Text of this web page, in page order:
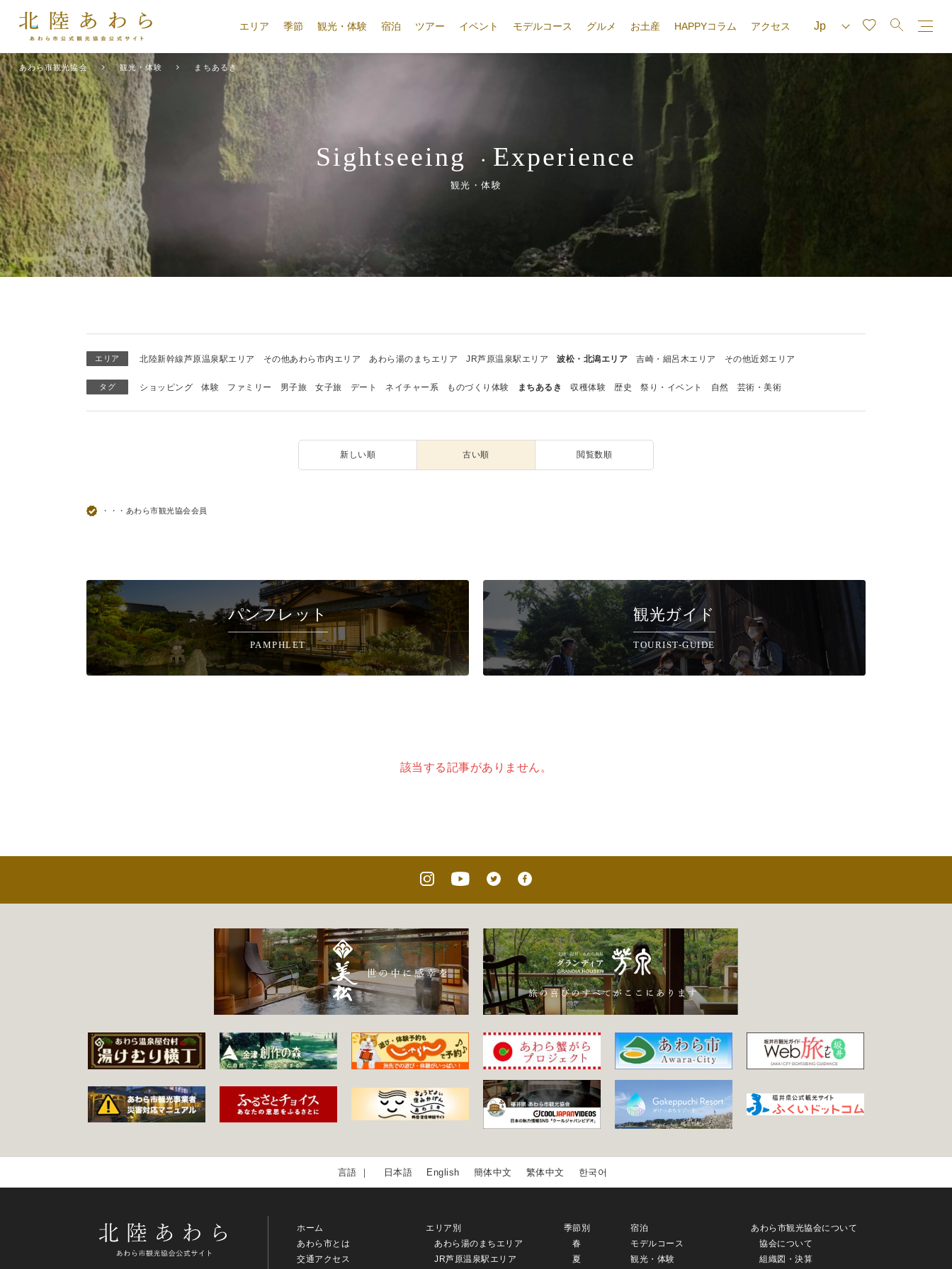
エリア 季節 観光・体験 宿泊 ツアー イベント モデルコース グルメ お土産 HAPPYコラム アクセス
あわら市観光協会 観光・体験 まちあるき
Sightseeing ・ Experience
観光・体験
エリア 北陸新幹線芦原温泉駅エリア その他あわら市内エリア あわら湯のまちエリア JR芦原温泉駅エリア 波松・北潟エリア 吉崎・細呂木エリア その他近郊エリア
タグ ショッピング 体験 ファミリー 男子旅 女子旅 デート ネイチャー系 ものづくり体験 まちあるき 収穫体験 歴史 祭り・イベント 自然 芸術・美術
新しい順 古い順 閲覧数順
・・・あわら市観光協会会員
パンフレット
PAMPHLET
観光ガイド
TOURIST-GUIDE
該当する記事がありません。
日本語 English 簡体中文 繁体中文 한국어
ホーム
あわら市とは
交通アクセス
エリア別
あわら湯のまちエリア
JR芦原温泉駅エリア
季節別
春
夏
宿泊
モデルコース
観光・体験
あわら市観光協会について
協会について
組織図・決算